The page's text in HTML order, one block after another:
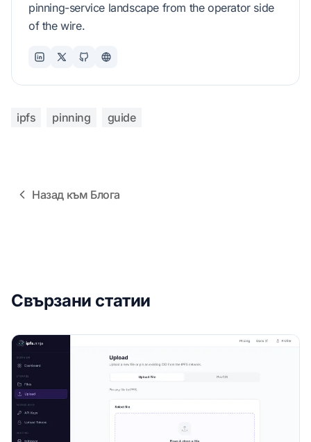
pinning-service landscape from the operator side
of the wire.
ipfs pinning guide
Назад към Блога
Свързани статии